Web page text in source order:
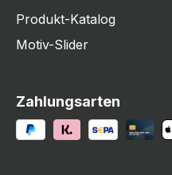
Produkt-Katalog
Motiv-Slider
Zahlungsarten